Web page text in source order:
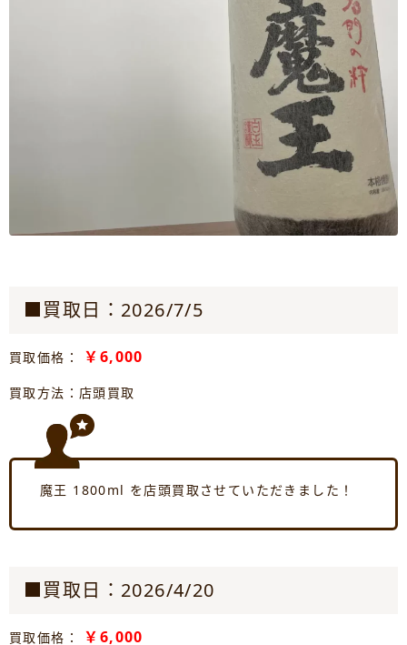
■買取日：2026/7/5
買取価格： ￥6,000
買取方法：店頭買取
魔王 1800ml を店頭買取させていただきました！
■買取日：2026/4/20
買取価格： ￥6,000